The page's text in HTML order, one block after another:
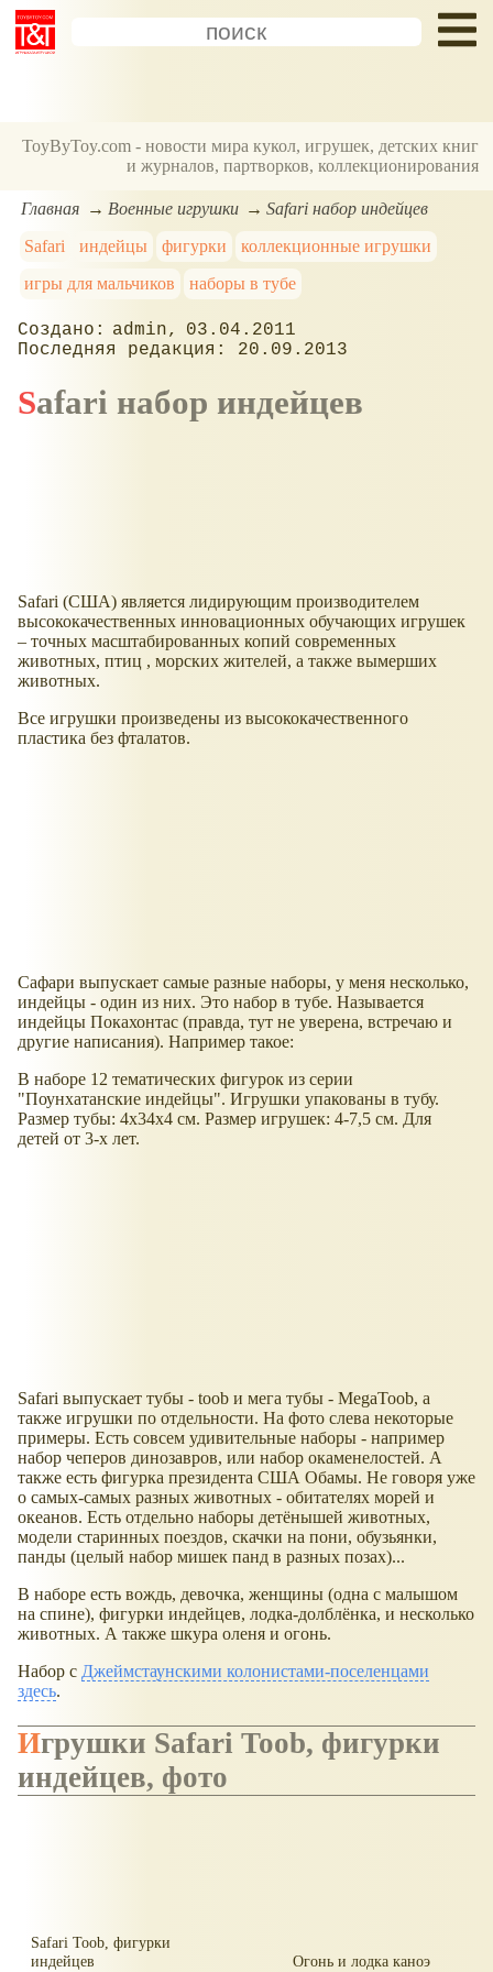
ToyByToy.com - новости мира кукол, игрушек, детских книг
и журналов, партворков, коллекционирования
Главная Военные игрушки
Safari набор индейцев
Safari
индейцы фигурки
коллекционные игрушки
игры для мальчиков
наборы в тубе
admin
03.04.2011
20.09.2013
Safari набор индейцев
Safari (США) является лидирующим производителем
высококачественных инновационных обучающих игрушек
– точных масштабированных копий современных
животных, птиц , морских жителей, а также вымерших
животных.
Все игрушки произведены из высококачественного
пластика без фталатов.
Сафари выпускает самые разные наборы, у меня несколько,
индейцы - один из них. Это набор в тубе. Называется
индейцы Покахонтас (правда, тут не уверена, встречаю и
другие написания). Например такое:
В наборе 12 тематических фигурок из серии
"Поунхатанские индейцы". Игрушки упакованы в тубу.
Размер тубы: 4х34х4 см. Размер игрушек: 4-7,5 см. Для
детей от 3-х лет.
Safari выпускает тубы - toob и мега тубы - MegaToob, а
также игрушки по отдельности. На фото слева некоторые
примеры. Есть совсем удивительные наборы - например
набор чеперов динозавров, или набор окаменелостей. А
также есть фигурка президента США Обамы. Не говоря уже
о самых-самых разных животных - обитателях морей и
океанов. Есть отдельно наборы детёнышей животных,
модели старинных поездов, скачки на пони, обузьянки,
панды (целый набор мишек панд в разных позах)...
В наборе есть вождь, девочка, женщины (одна с малышом
на спине), фигурки индейцев, лодка-долблёнка, и несколько
животных. А также шкура оленя и огонь.
Набор с Джеймстаунскими колонистами-поселенцами
здесь.
Игрушки Safari Toob, фигурки
индейцев, фото
Safari Toob, фигурки
индейцев
Огонь и лодка каноэ